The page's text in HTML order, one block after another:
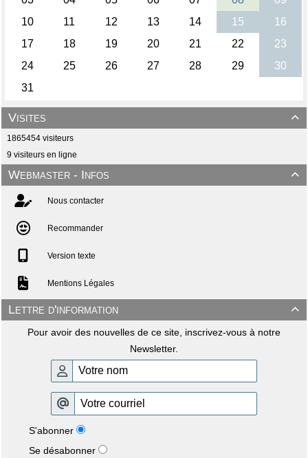

Visites
1865454 visiteurs
9 visiteurs en ligne

Webmaster - Infos
Nous contacter
Recommander
Version texte
Mentions Légales

Lettre d'information
Pour avoir des nouvelles de ce site, inscrivez-vous à notre
Newsletter.
S'abonner
Se désabonner